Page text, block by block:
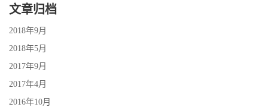
文章归档
2018年9月
2018年5月
2017年9月
2017年4月
2016年10月